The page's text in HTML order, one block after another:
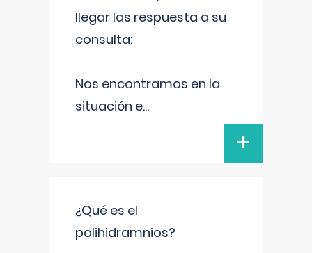
llegar las respuesta a su
consulta:
Nos encontramos en la
situación e...
+
¿Qué es el
polihidramnios?